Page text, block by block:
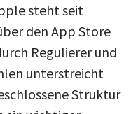
steht seit
den App Store
Regulierer und
unterstreicht
Struktur